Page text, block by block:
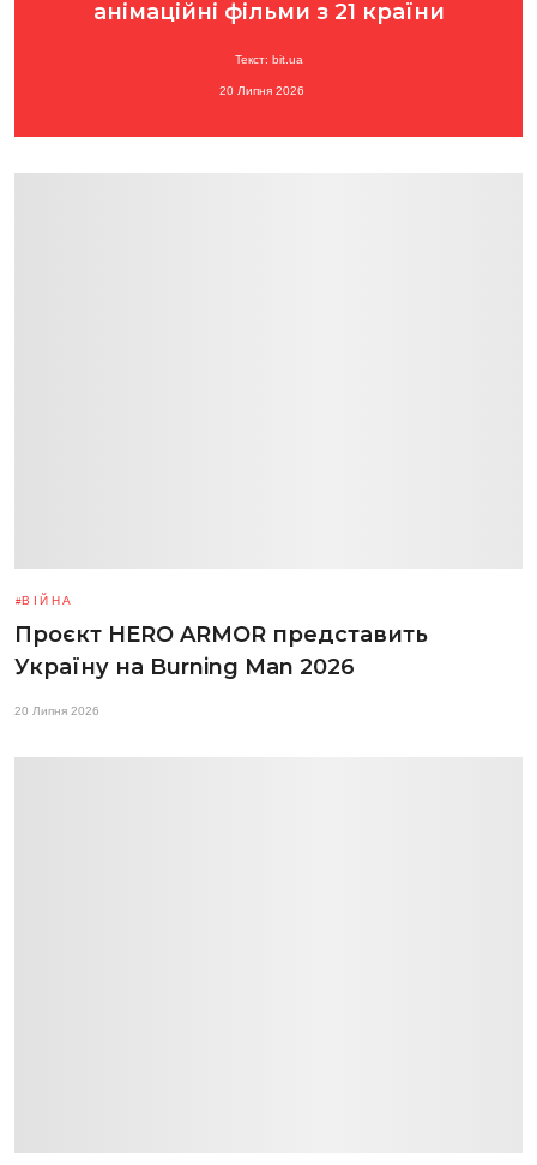
анімаційні фільми з 21 країни
Текст: bit.ua
20 Липня 2026
ВІЙНА
Проєкт HERO ARMOR представить
Україну на Burning Man 2026
20 Липня 2026